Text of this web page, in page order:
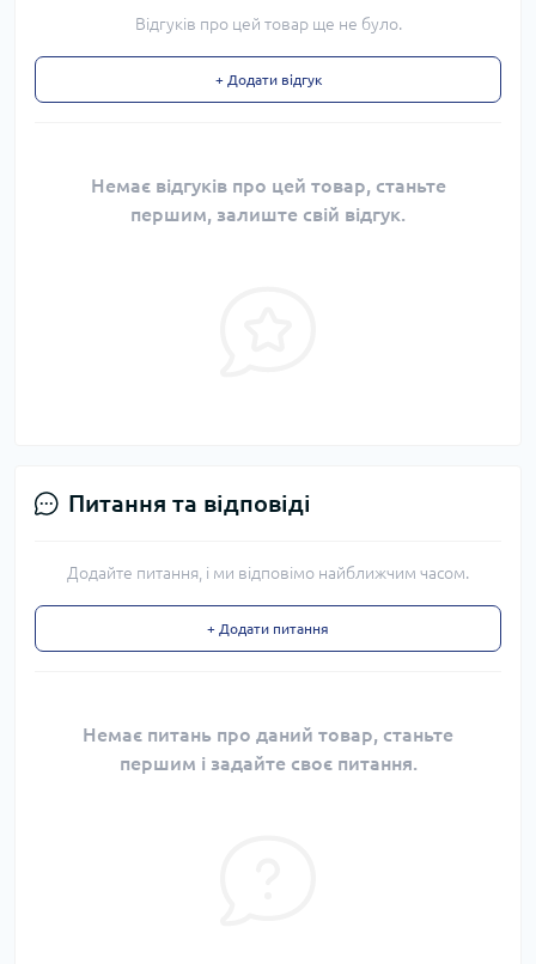
Відгуків про цей товар ще не було.
+ Додати відгук
Немає відгуків про цей товар, станьте
першим, залиште свій відгук.
Питання та відповіді
Додайте питання, і ми відповімо найближчим часом.
+ Додати питання
Немає питань про даний товар, станьте
першим і задайте своє питання.